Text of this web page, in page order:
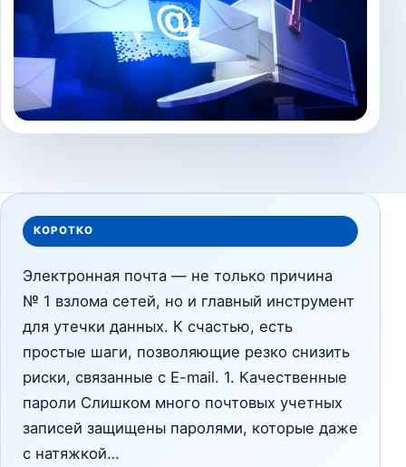
КОРОТКО
Электронная почта — не только причина
№ 1 взлома сетей, но и главный инструмент
для утечки данных. К счастью, есть
простые шаги, позволяющие резко снизить
риски, связанные с E-mail. 1. Качественные
пароли Слишком много почтовых учетных
записей защищены паролями, которые даже
с натяжкой…